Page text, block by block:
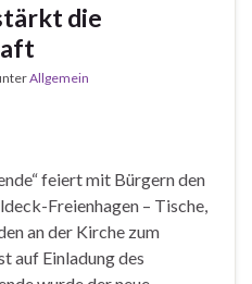
die
Allgemein
feiert mit Bürgern den
Freienhagen – Tische,
an der Kirche zum
auf Einladung des